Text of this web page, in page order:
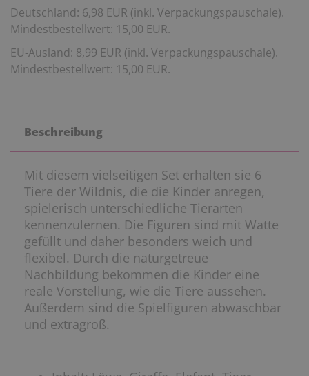
Deutschland: 6,98 EUR (inkl. Verpackungspauschale).
Mindestbestellwert: 15,00 EUR.
EU-Ausland: 8,99 EUR (inkl. Verpackungspauschale).
Mindestbestellwert: 15,00 EUR.
Beschreibung
Mit diesem vielseitigen Set erhalten sie 6
Tiere der Wildnis, die die Kinder anregen,
spielerisch unterschiedliche Tierarten
kennenzulernen. Die Figuren sind mit Watte
gefüllt und daher besonders weich und
flexibel. Durch die naturgetreue
Nachbildung bekommen die Kinder eine
reale Vorstellung, wie die Tiere aussehen.
Außerdem sind die Spielfiguren abwaschbar
und extragroß.